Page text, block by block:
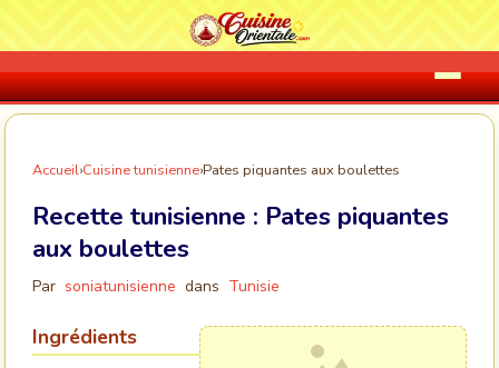
Accueil›Cuisine tunisienne›Pates piquantes aux boulettes
Recette tunisienne : Pates piquantes
aux boulettes
Par soniatunisienne dans Tunisie
Ingrédients